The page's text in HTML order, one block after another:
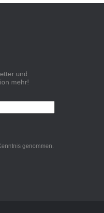
und
mehr!
genommen.